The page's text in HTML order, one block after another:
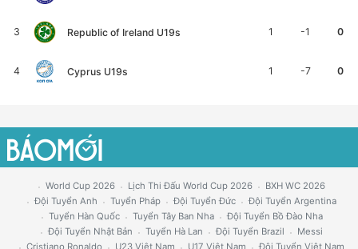
3 Republic of Ireland U19s 1 -1 0
4 Cyprus U19s 1 -7 0
World Cup 2026 Lịch Thi Đấu World Cup 2026
BXH WC 2026
Đội Tuyển Anh
Tuyển Pháp Đội Tuyển Đức
Đội Tuyển Argentina
Tuyển Hàn Quốc
Tuyển Tây Ban Nha
Đội Tuyển Bồ Đào Nha
Đội Tuyển Nhật Bản
Tuyển Hà Lan Đội Tuyển Brazil
Messi